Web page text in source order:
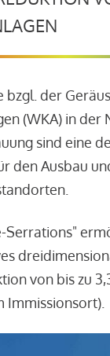
bzgl. der
(WKA) in der
sind eine
den Ausbau
Serrations"
von bis zu
Immissionsort).